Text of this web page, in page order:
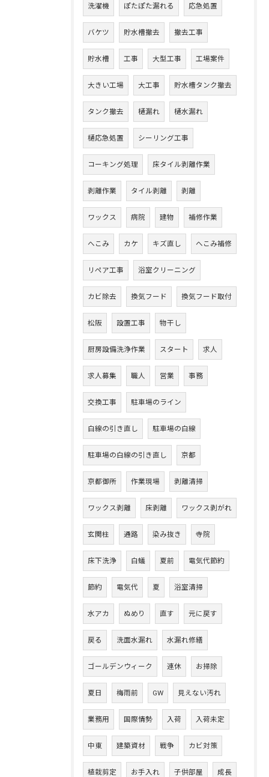
洗濯機 ぽたぽた漏れる 応急処置
バケツ 貯水槽撤去 撤去工事
貯水槽 工事 大型工事 工場案件
大きい工場 大工事 貯水槽タンク撤去
タンク撤去 樋漏れ 樋水漏れ
樋応急処置 シーリング工事
コーキング処理 床タイル剥離作業
剥離作業 タイル剥離 剥離
ワックス 病院 建物 補修作業
へこみ カケ キズ直し へこみ補修
リペア工事 浴室クリーニング
カビ除去 換気フード 換気フード取付
松阪 設置工事 物干し
厨房設備洗浄作業 スタート 求人
求人募集 職人 営業 事務
交換工事 駐車場のライン
白線の引き直し 駐車場の白線
駐車場の白線の引き直し 京都
京都御所 作業現場 剥離清掃
ワックス剥離 床剥離 ワックス剥がれ
玄関柱 通路 染み抜き 寺院
床下洗浄 白蟻 夏前 電気代節約
節約 電気代 夏 浴室清掃
水アカ ぬめり 直す 元に戻す
戻る 洗面水漏れ 水漏れ修繕
ゴールデンウィーク 連休 お掃除
夏日 梅雨前 GW 見えない汚れ
業務用 国際情勢 入荷 入荷未定
中東 建築資材 戦争 カビ対策
植栽剪定 お手入れ 子供部屋 成長